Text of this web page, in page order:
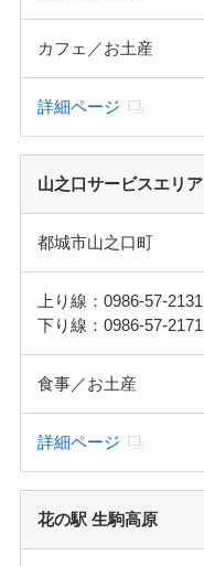
カフェ／お土産
詳細ページ
山之口サービスエリア
都城市山之口町
上り線：0986-57-2131
下り線：0986-57-2171
食事／お土産
詳細ページ
花の駅 生駒高原